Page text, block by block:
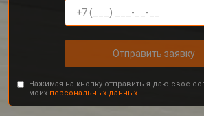
Отправить заявку
Нажимая на кнопку отправить я даю свое
моих персональных данных.